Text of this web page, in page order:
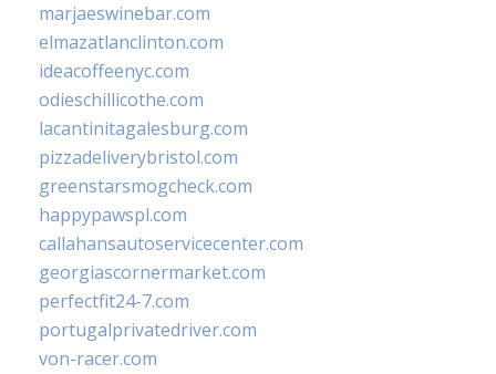
marjaeswinebar.com
elmazatlanclinton.com
ideacoffeenyc.com
odieschillicothe.com
lacantinitagalesburg.com
pizzadeliverybristol.com
greenstarsmogcheck.com
happypawspl.com
callahansautoservicecenter.com
georgiascornermarket.com
perfectfit24-7.com
portugalprivatedriver.com
von-racer.com